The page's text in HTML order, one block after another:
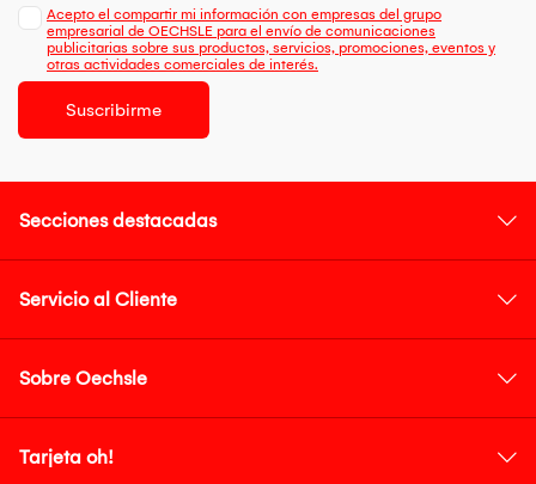
Acepto el compartir mi información con empresas del grupo
empresarial de OECHSLE para el envío de comunicaciones
publicitarias sobre sus productos, servicios, promociones, eventos y
otras actividades comerciales de interés.
Suscribirme
Secciones destacadas
Servicio al Cliente
Sobre Oechsle
Tarjeta oh!